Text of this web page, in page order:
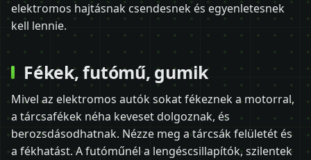
elektromos hajtásnak csendesnek és egyenletesnek
kell lennie.
Fékek, futómű, gumik
Mivel az elektromos autók sokat fékeznek a motorral,
a tárcsafékek néha keveset dolgoznak, és
berozsdásodhatnak. Nézze meg a tárcsák felületét és
a fékhatást. A futóműnél a lengéscsillapítók, szilentek